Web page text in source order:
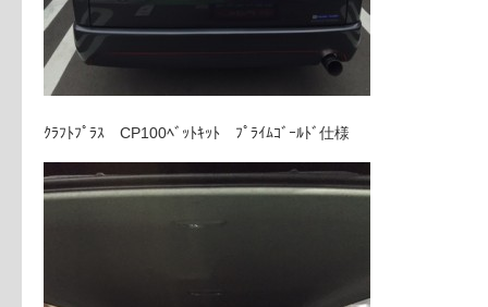
ｸﾗﾌﾄﾌﾟﾗｽ CP100ﾍﾞｯﾄｷｯﾄ ﾌﾟﾗｲﾑｺﾞｰﾙﾄﾞ仕様